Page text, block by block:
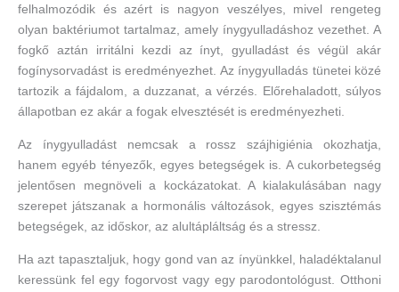
felhalmozódik és azért is nagyon veszélyes, mivel rengeteg
olyan baktériumot tartalmaz, amely ínygyulladáshoz vezethet. A
fogkő aztán irritálni kezdi az ínyt, gyulladást és végül akár
fogínysorvadást is eredményezhet. Az ínygyulladás tünetei közé
tartozik a fájdalom, a duzzanat, a vérzés. Előrehaladott, súlyos
állapotban ez akár a fogak elvesztését is eredményezheti.
Az ínygyulladást nemcsak a rossz szájhigiénia okozhatja,
hanem egyéb tényezők, egyes betegségek is. A cukorbetegség
jelentősen megnöveli a kockázatokat. A kialakulásában nagy
szerepet játszanak a hormonális változások, egyes szisztémás
betegségek, az időskor, az alultápláltság és a stressz.
Ha azt tapasztaljuk, hogy gond van az ínyünkkel, haladéktalanul
keressünk fel egy fogorvost vagy egy parodontológust. Otthoni